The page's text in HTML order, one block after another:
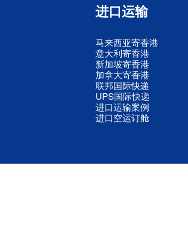
进口运输
马来西亚寄香港
意大利寄香港
新加坡寄香港
加拿大寄香港
联邦国际快递
UPS国际快递
进口运输案例
进口空运订舱